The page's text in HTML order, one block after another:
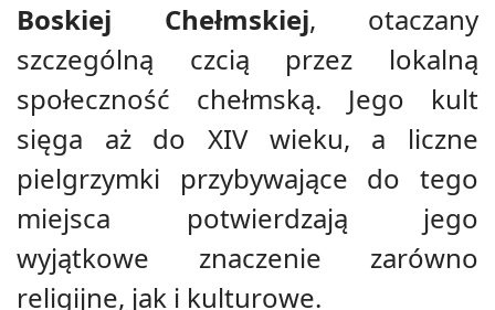
Boskiej Chełmskiej, otaczany
szczególną czcią przez lokalną
społeczność chełmską. Jego kult
sięga aż do XIV wieku, a liczne
pielgrzymki przybywające do tego
miejsca potwierdzają jego
wyjątkowe znaczenie zarówno
religijne, jak i kulturowe.